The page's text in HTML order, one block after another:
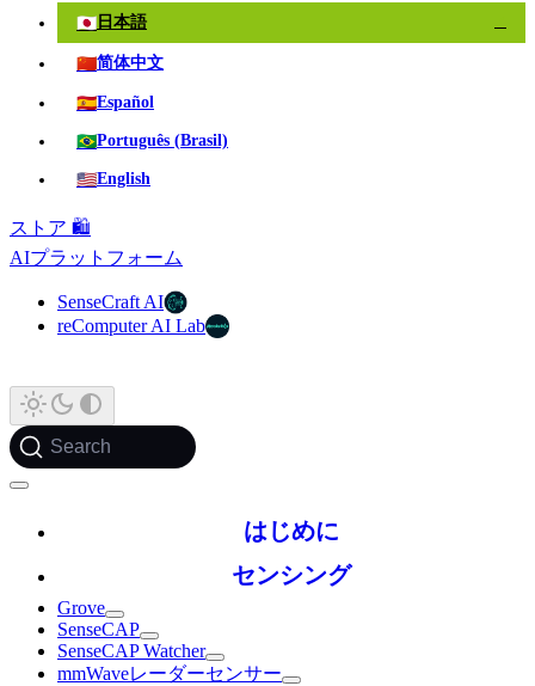
🇯🇵 日本語
🇨🇳简体中文
🇪🇸Español
🇧🇷Português (Brasil)
🇺🇸English
ストア 🛍️
AIプラットフォーム
SenseCraft AI
reComputer AI Lab
Search
はじめに
センシング
Grove
SenseCAP
SenseCAP Watcher
mmWaveレーダーセンサー